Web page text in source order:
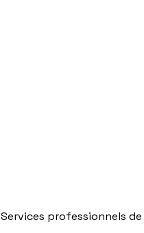
Services professionnels de